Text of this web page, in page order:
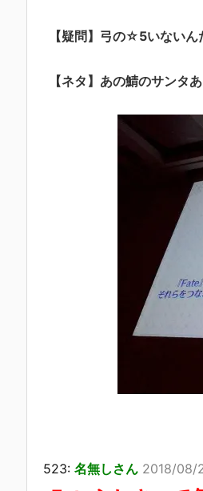
【疑問】弓の☆5いない
【ネタ】あの鯖のサンタ
523: 名無しさん 2018/08/